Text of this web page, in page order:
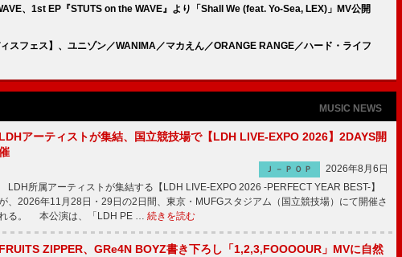
、1st EP『STUTS on the WAVE』より「Shall We (feat. Yo-Sea, LEX)」MV公開
スフェス】、ユニゾン／WANIMA／マカえん／ORANGE RANGE／ハード・ライフ
MUSIC NEWS
LDHアーティストが集結、国立競技場で【LDH LIVE-EXPO 2026】2DAYS開
Ｊ－ＰＯＰ
2026年8月6日
LDH所属アーティストが集結する【LDH LIVE-EXPO 2026 -PERFECT YEAR BEST-】
、2026年11月28日・29日の2日間、東京・MUFGスタジアム（国立競技場）にて開催さ
る。 本公演は、「LDH PE … 続きを読む
FRUITS ZIPPER、GRe4N BOYZ書き下ろし「1,2,3,FOOOOUR」MVに自然